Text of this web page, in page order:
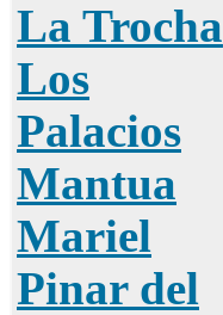
La Trocha
Los
Palacios
Mantua
Mariel
Pinar del